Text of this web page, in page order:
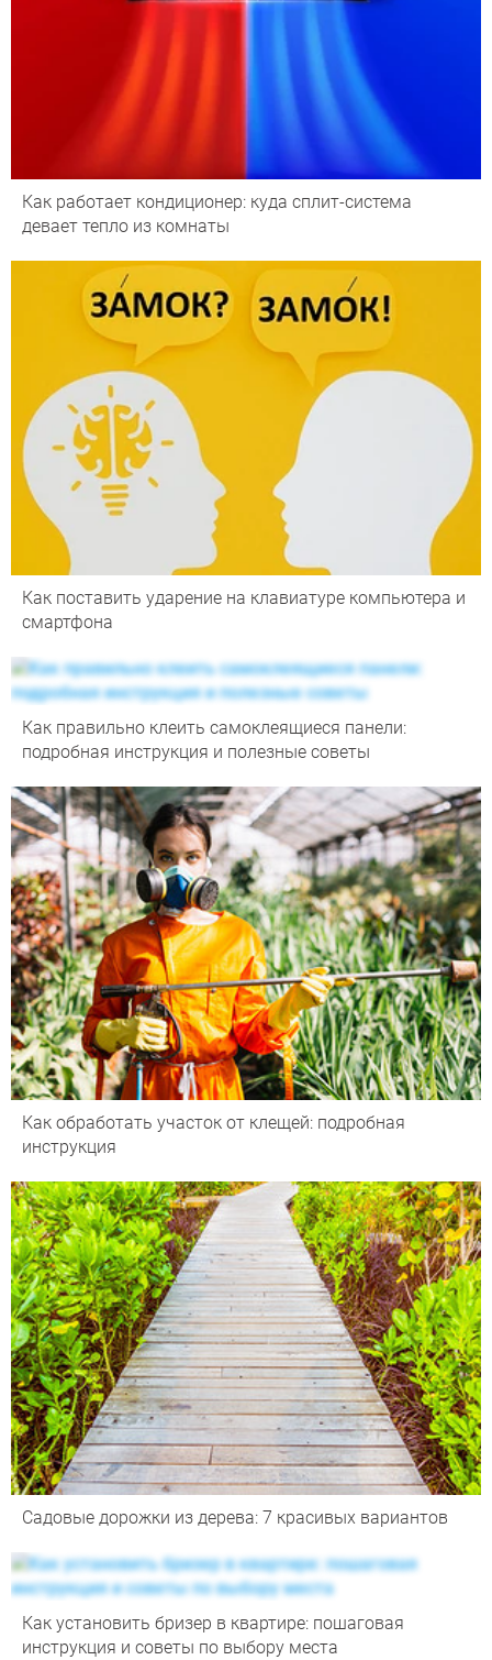
Как работает кондиционер: куда сплит-система
девает тепло из комнаты
Как поставить ударение на клавиатуре компьютера и
смартфона
Как правильно клеить самоклеящиеся панели:
подробная инструкция и полезные советы
Как обработать участок от клещей: подробная
инструкция
Садовые дорожки из дерева: 7 красивых вариантов
Как установить бризер в квартире: пошаговая
инструкция и советы по выбору места